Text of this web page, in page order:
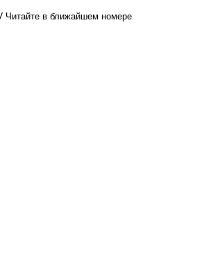
Читайте в ближайшем номере